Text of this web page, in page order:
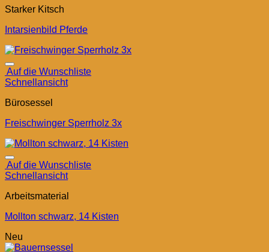
Starker Kitsch
Intarsienbild Pferde
Auf die Wunschliste
Schnellansicht
Bürosessel
Freischwinger Sperrholz 3x
Auf die Wunschliste
Schnellansicht
Arbeitsmaterial
Mollton schwarz, 14 Kisten
Neu